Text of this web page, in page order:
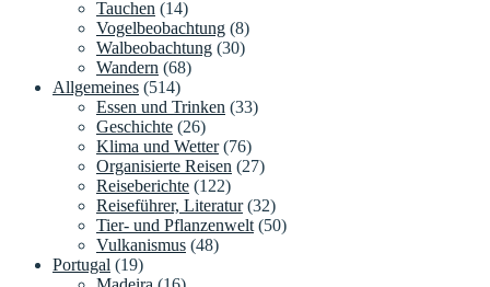
Tauchen (14)
Vogelbeobachtung (8)
Walbeobachtung (30)
Wandern (68)
Allgemeines (514)
Essen und Trinken (33)
Geschichte (26)
Klima und Wetter(76)
Organisierte Reisen (27)
Reiseberichte (122)
Reiseführer, Literatur(32)
Tier- und Pflanzenwelt (50)
Vulkanismus (48)
Portugal (19)